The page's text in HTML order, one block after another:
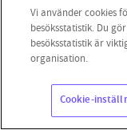
Copyright 2023
Vi använder cookies
besöksstatistik. Du
besöksstatistik är
organisation.
Cookie-